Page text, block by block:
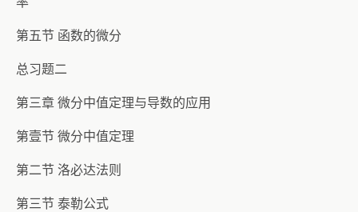
第五节 函数的微分
总习题二
第三章 微分中值定理与导数的应用
第壹节 微分中值定理
第二节 洛必达法则
第三节 泰勒公式